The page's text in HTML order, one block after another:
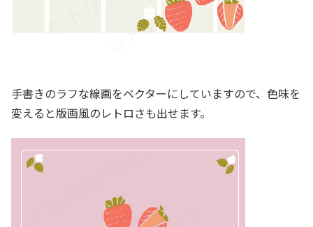
手書きのラフな線画をベクターにしていますので、色味を
変えると版画風のレトロさも出せます。